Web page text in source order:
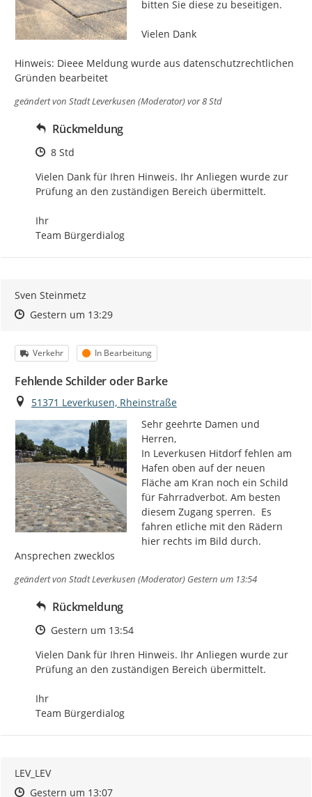
bitten Sie diese zu beseitigen.
Vielen Dank
Hinweis: Dieee Meldung wurde aus datenschutzrechtlichen
Gründen bearbeitet
geändert von Stadt Leverkusen (Moderator)vor 8 Std
Rückmeldung
Zeitpunkt des Erstellens
8 Std
Vielen Dank für Ihren Hinweis. Ihr Anliegen wurde zur
Prüfung an den zuständigen Bereich übermittelt.
Ihr
Team Bürgerdialog
Sven Steinmetz
Zeitpunkt des Erstellens
Zeitpunkt des Erstellens
Gestern um 13:29Zur Äußerung
Kategorie
Verkehr Status
In Bearbeitung
Fehlende Schilder oder Barke
Ort
51371 Leverkusen, Rheinstraße
Sehr geehrte Damen und
Herren,
In Leverkusen Hitdorf fehlen am
Hafen oben auf der neuen
Fläche am Kran noch ein Schild
für Fahrradverbot. Am besten
diesem Zugang sperren.  Es
fahren etliche mit den Rädern
hier rechts im Bild durch.
Ansprechen zwecklos
geändert von Stadt Leverkusen (Moderator) Gestern um 13:54
Rückmeldung
Zeitpunkt des Erstellens
Gestern um 13:54
Vielen Dank für Ihren Hinweis. Ihr Anliegen wurde zur
Prüfung an den zuständigen Bereich übermittelt.
Ihr
Team Bürgerdialog
LEV_LEV
Zeitpunkt des Erstellens
Zeitpunkt des Erstellens
Gestern um 13:07Zur Äußerung